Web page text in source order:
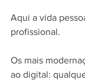
Aqui a vida
profissional.
Os mais
ao digital: